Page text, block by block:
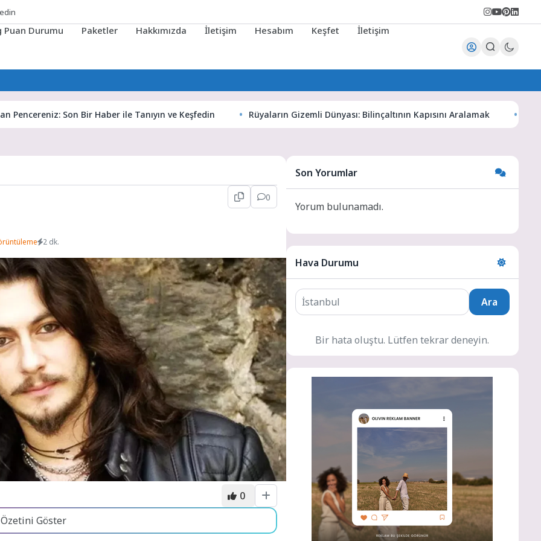
Puan Durumu Paketler Hakkımızda İletişim Hesabım Keşfet İletişim
Son Bir Haber ile Tanıyın ve Keşfedin Rüyaların Gizemli Dünyası: Bilinçaltının Kapısını Aralamak
0
2 dk.
0
Özetini Göster
Son Yorumlar
Yorum bulunamadı.
Hava Durumu
Ara
Bir hata oluştu. Lütfen tekrar deneyin.